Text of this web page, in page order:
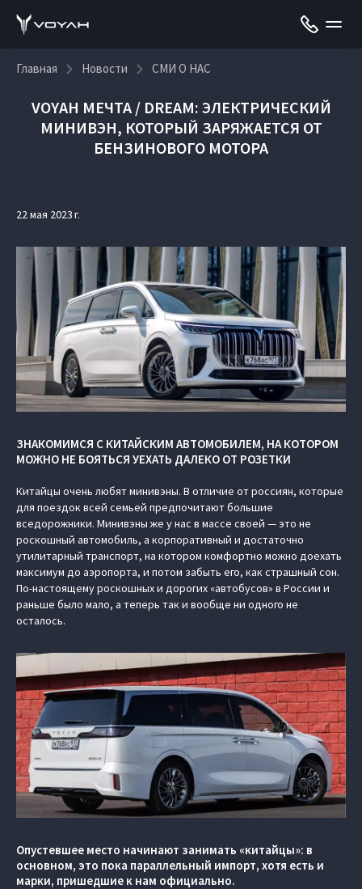
Главная Новости СМИ О НАС
VOYAH МЕЧТА / DREAM: ЭЛЕКТРИЧЕСКИЙ
МИНИВЭН, КОТОРЫЙ ЗАРЯЖАЕТСЯ ОТ
БЕНЗИНОВОГО МОТОРА
22 мая 2023 г.
ЗНАКОМИМСЯ С КИТАЙСКИМ АВТОМОБИЛЕМ, НА КОТОРОМ
МОЖНО НЕ БОЯТЬСЯ УЕХАТЬ ДАЛЕКО ОТ РОЗЕТКИ
Китайцы очень любят минивэны. В отличие от россиян, которые
для поездок всей семьей предпочитают большие
вседорожники. Минивэны же у нас в массе своей — это не
роскошный автомобиль, а корпоративный и достаточно
утилитарный транспорт, на котором комфортно можно доехать
максимум до аэропорта, и потом забыть его, как страшный сон.
По-настоящему роскошных и дорогих «автобусов» в России и
раньше было мало, а теперь так и вообще ни одного не
осталось.
Опустевшее место начинают занимать «китайцы»: в
основном, это пока параллельный импорт, хотя есть и
марки, пришедшие к нам официально.